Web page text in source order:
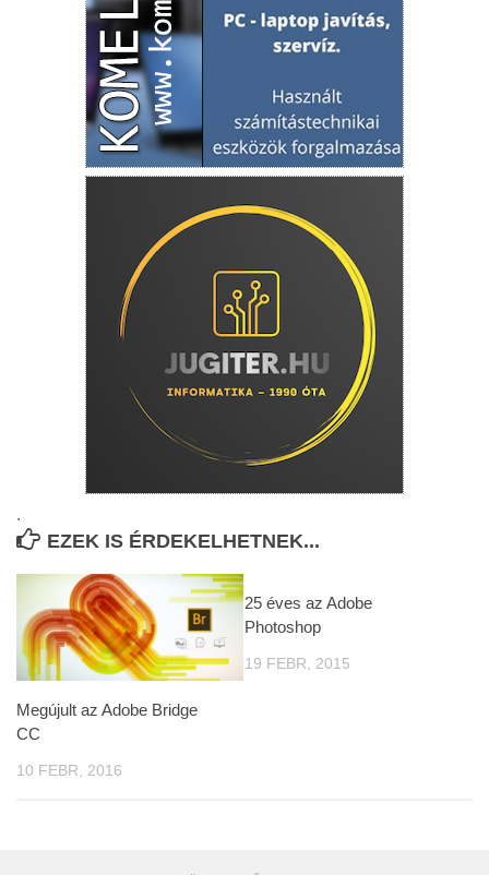
.
EZEK IS ÉRDEKELHETNEK...
Megújult az Adobe Bridge
CC
10 FEBR, 2016
25 éves az Adobe
Photoshop
19 FEBR, 2015